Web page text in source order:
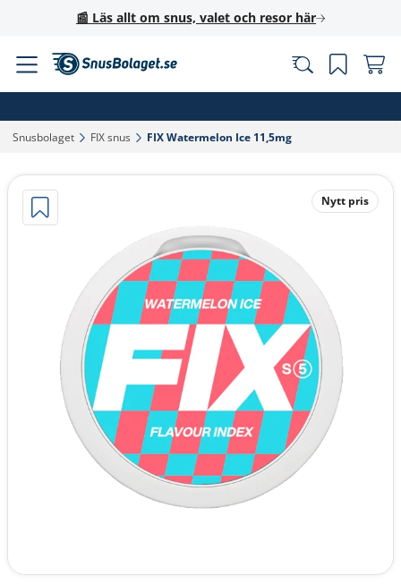
📰 Läs allt om snus, valet och resor här
Snusbolaget‎ FIX snus‎ FIX Watermelon Ice 11,5mg‎
Nytt pris